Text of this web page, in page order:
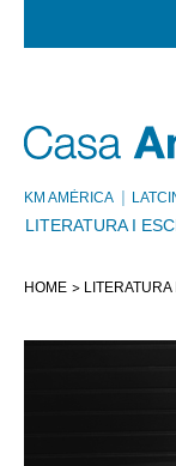
KM AMÈRICA
LITERATURA I
HOME